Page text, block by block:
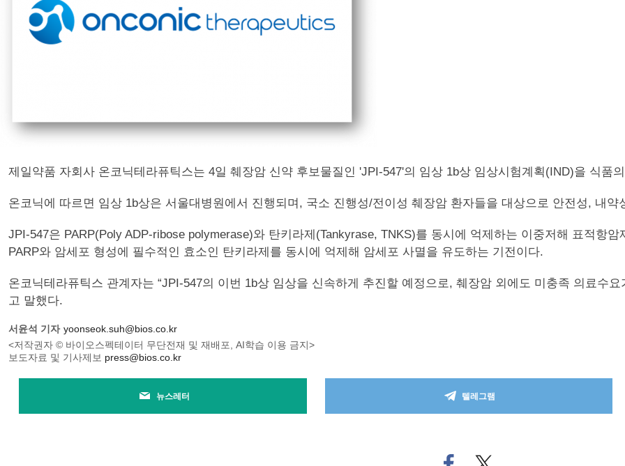
제일약품 자회사 온코닉테라퓨틱스는 4일 췌장암 신약 후보물질인 'JPI-547'의 임상 1b상 임상시험계획(IND)을 식품
온코닉에 따르면 임상 1b상은 서울대병원에서 진행되며, 국소 진행성/전이성 췌장암 환자들을 대상으로 안전성, 내약
JPI-547은 PARP(Poly ADP-ribose polymerase)와 탄키라제(Tankyrase, TNKS)를 동시에 억제하는 이중저해 표적항
PARP와 암세포 형성에 필수적인 효소인 탄키라제를 동시에 억제해 암세포 사멸을 유도하는 기전이다.
온코닉테라퓨틱스 관계자는 “JPI-547의 이번 1b상 임상을 신속하게 추진할 예정으로, 췌장암 외에도 미충족 의료수
고 말했다.
서윤석 기자 yoonseok.suh@bios.co.kr
<저작권자 © 바이오스펙테이터 무단전재 및 재배포, AI학습 이용 금지>
보도자료 및 기사제보 press@bios.co.kr
뉴스레터 텔레그램
페
트위